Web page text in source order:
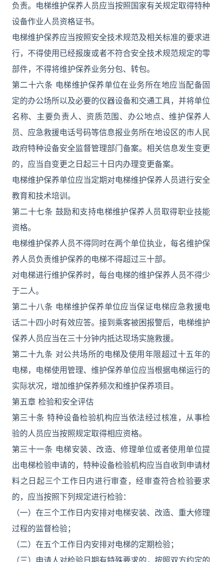
负责。电梯维护保养人员应当按照国家有关规定取得特种
设备作业人员资格证书。
电梯维护保养应当按照安全技术规范及相关标准的要求进
行，不得使用已经报废或者不符合安全技术规范规定的零
部件，不得将维护保养业务分包、转包。
第二十六条 电梯维护保养单位在业务所在地应当配备固
定的办公场所以及必要的仪器设备和交通工具，并将单位
名称、主要负责人、资质范围、办公地点、维护保养人
员、应急救援电话号码等信息报业务所在地设区的市人民
政府特种设备安全监督管理部门备案。相关信息发生变更
的，应当自变更之日起三十日内办理变更备案。
电梯维护保养单位应当定期对电梯维护保养人员进行安全
教育和技术培训。
第二十七条 鼓励和支持电梯维护保养人员取得职业技能
资格。
电梯维护保养人员不得同时在两个单位执业，每名维护保
养人员负责维护保养的电梯不得超过三十部。
对电梯进行维护保养时，每台电梯的维护保养人员不得少
于二人。
第二十八条 电梯维护保养单位应当保证电梯应急救援电
话二十四小时有效应答。接到乘客被困报警后，电梯维护
保养人员应当在三十分钟内抵达现场实施救援。
第二十九条 对公共场所的电梯及使用年限超过十五年的
电梯，电梯使用管理、维护保养单位应当根据电梯运行的
实际状况，增加维护保养频次和维护保养项目。
第五章 检验和安全评估
第三十条 特种设备检验机构应当依法经过核准，从事检
验的人员应当按照规定取得相应资格。
第三十一条 电梯安装、改造、修理单位或者使用单位提
出电梯检验申请的，特种设备检验机构应当自收到申请材
料之日起三个工作日内进行审查，经审查符合检验要求
的，应当按照下列规定进行检验：
（一）在三个工作日内安排对电梯安装、改造、重大修理
过程的监督检验；
（二）在五个工作日内安排对电梯的定期检验；
（三）申请人对检验日期有特殊要求的，按照双方约定的